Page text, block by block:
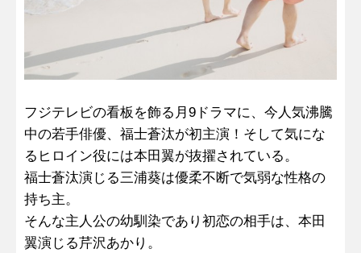
フジテレビの看板を飾る月9ドラマに、今人気沸騰
中の若手俳優、福士蒼汰が初主演！そして気にな
るヒロイン役には本田翼が抜擢されている。
福士蒼汰演じる三浦葵は優柔不断で気弱な性格の
持ち主。
そんな主人公の幼馴染であり初恋の相手は、本田
翼演じる芹沢あかり。